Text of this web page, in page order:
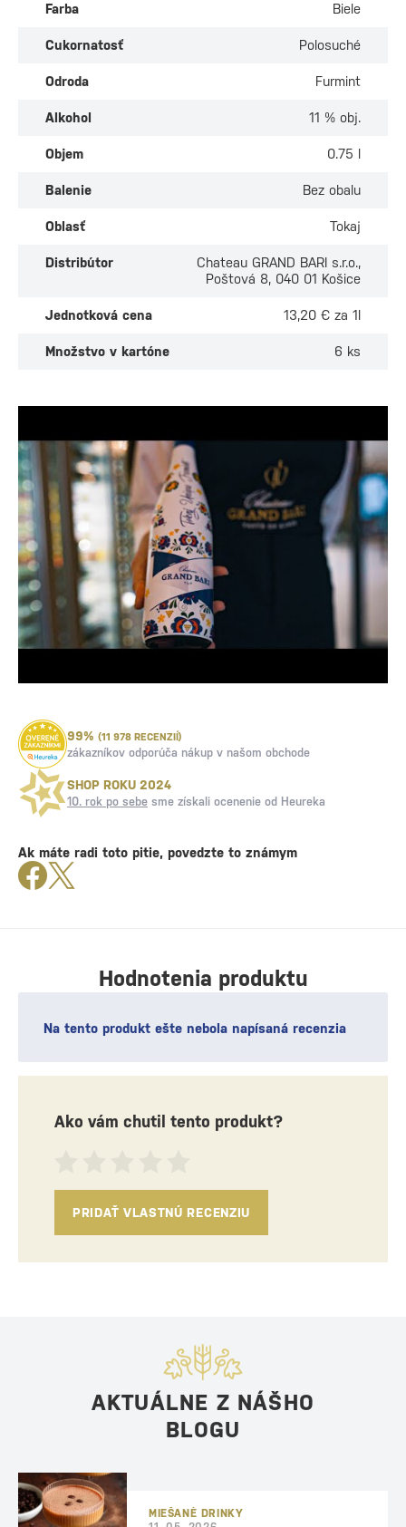
Farba Biele
Cukornatosť Polosuché
Odroda Furmint
Alkohol 11 % obj.
Objem 0.75 l
Balenie Bez obalu
Oblasť Tokaj
Distribútor
Chateau GRAND BARI s.r.o.,
Poštová 8, 040 01 Košice
Jednotková cena 13,20 € za 1l
Množstvo v kartóne 6 ks
Hodnotenia produktu
Na tento produkt ešte nebola napísaná recenzia
Ako vám chutil tento produkt?
PRIDAŤ VLASTNÚ RECENZIU
99% (11 978 RECENZIÍ)
zákazníkov odporúča nákup v našom obchode
SHOP ROKU 2024
10. rok po sebe sme získali ocenenie od Heureka
Ak máte radi toto pitie, povedzte to známym
AKTUÁLNE Z NÁŠHO
BLOGU
MIEŠANÉ DRINKY